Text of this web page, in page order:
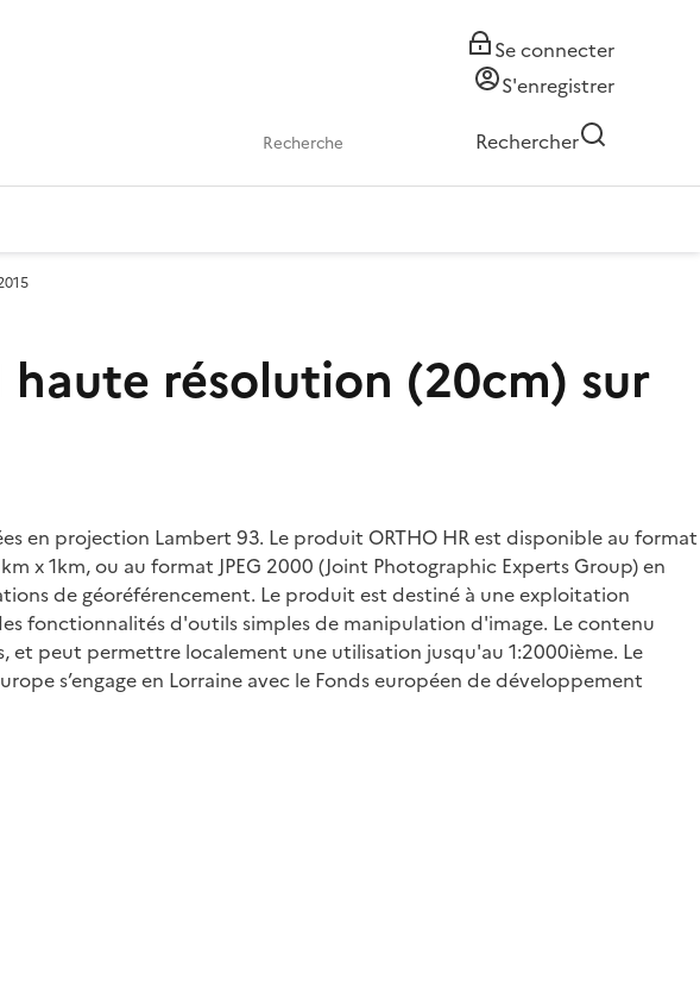
Se connecter
S'enregistrer
Rechercher
résolution (20cm) sur
en projection Lambert 93. Le produit ORTHO HR est disponible au format
x 1km, ou au format JPEG 2000 (Joint Photographic Experts Group) en
de géoréférencement. Le produit est destiné à une exploitation
fonctionnalités d'outils simples de manipulation d'image. Le contenu
peut permettre localement une utilisation jusqu'au 1:2000ième. Le
s’engage en Lorraine avec le Fonds européen de développement